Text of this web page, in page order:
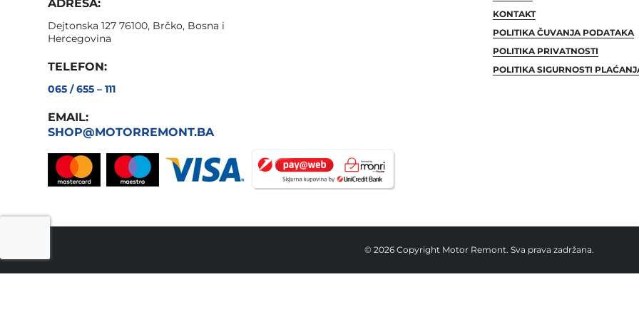
ADRESA:
Dejtonska 127 76100, Brčko, Bosna i
Hercegovina
TELEFON:
065 / 655 – 111
EMAIL:
SHOP@MOTORREMONT.BA
KONTAKT
POLITIKA ČUVANJA PODATAKA
POLITIKA PRIVATNOSTI
POLITIKA SIGURNOSTI
© 2026 Copyright Motor Remont. Sva prava zadržana.